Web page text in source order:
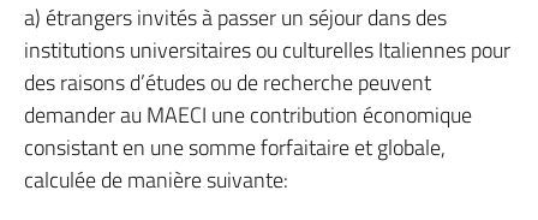
a) étrangers invités à passer un séjour dans des
institutions universitaires ou culturelles Italiennes pour
des raisons d’études ou de recherche peuvent
demander au MAECI une contribution économique
consistant en une somme forfaitaire et globale,
calculée de manière suivante: